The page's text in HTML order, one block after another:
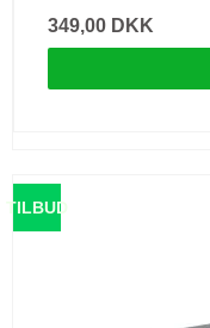
349,00 DKK
TILBUD